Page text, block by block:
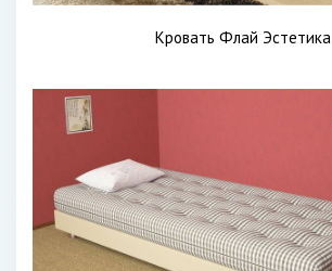
Кровать Флай Эстетика